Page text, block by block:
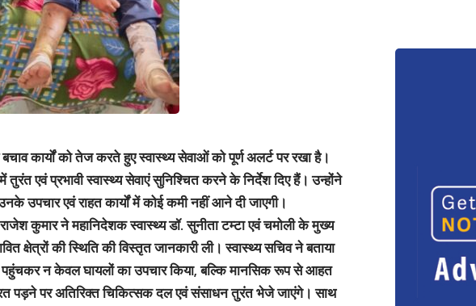
कार्यों को तेज करते हुए स्वास्थ्य सेवाओं को पूर्ण अलर्ट पर रखा है।
तुरंत एवं प्रभावी स्वास्थ्य सेवाएं सुनिश्चित करने के निर्देश दिए हैं। उन्होंने
उपचार एवं राहत कार्यों में कोई कमी नहीं आने दी जाएगी।
कुमार ने महानिदेशक स्वास्थ्य डॉ. सुनीता टम्टा एवं चमोली के मुख्य
क्षेत्रों की स्थिति की विस्तृत जानकारी ली। स्वास्थ्य सचिव ने बताया
पहुंचकर न केवल घायलों का उपचार किया, बल्कि मानसिक रूप से आहत
पड़ने पर अतिरिक्त चिकित्सक दल एवं संसाधन तुरंत भेजे जाएंगे। साथ